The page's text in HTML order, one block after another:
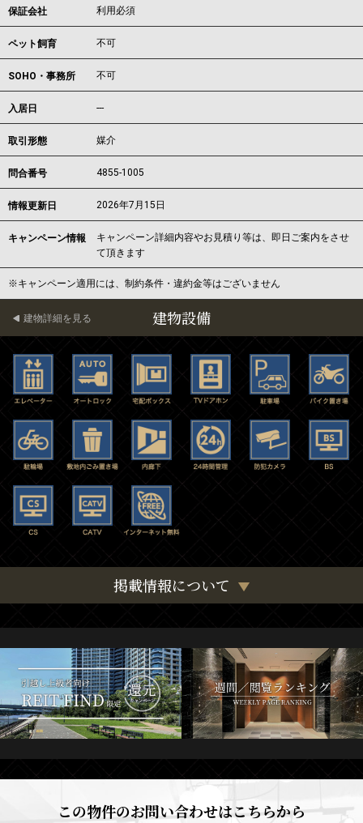
保証会社 利用必須
ペット飼育 不可
SOHO・事務所 不可
入居日 ---
取引形態 媒介
問合番号 4855-1005
情報更新日 2026年7月15日
キャンペーン情報
キャンペーン詳細内容やお見積り等は、即日ご案内をさせ
て頂きます
※キャンペーン適用には、制約条件・違約金等はございません
建物設備
建物詳細を見る
掲載情報について
この物件のお問い合わせはこちらから